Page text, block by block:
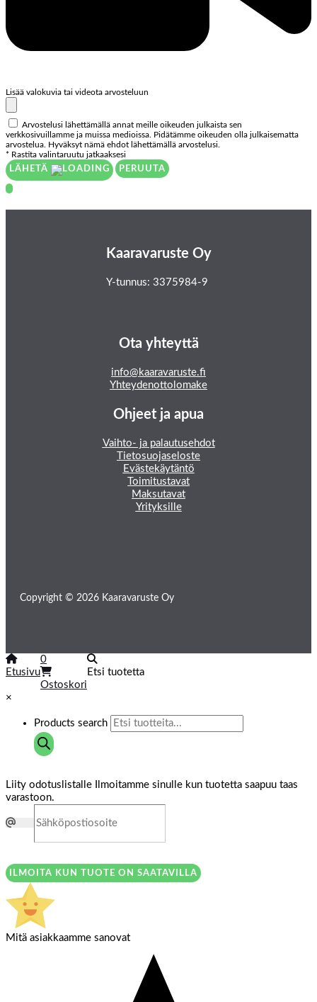
Lisää valokuvia tai videota arvosteluun
Arvostelusi lähettämällä annat meille oikeuden julkaista sen
verkkosivuillamme ja muissa medioissa. Pidätämme oikeuden olla julkaisematta
arvostelua. Hyväksyt nämä ehdot lähettämällä arvostelusi.
* Rastita valintaruutu jatkaaksesi
LÄHETÄ
PERUUTA
Kaaravaruste Oy
Y-tunnus: 3375984-9
Ota yhteyttä
info@kaaravaruste.fi
Yhteydenottolomake
Ohjeet ja apua
Vaihto- ja palautusehdot
Tietosuojaseloste
Evästekäytäntö
Toimitustavat
Maksutavat
Yrityksille
Copyright © 2026 Kaaravaruste Oy
Etusivu
0
Ostoskori
Etsi tuotetta
×
Products search
Liity odotuslistalle
Ilmoitamme sinulle kun tuotetta saapuu taas
varastoon.
ILMOITA KUN TUOTE ON SAATAVILLA
Mitä asiakkaamme sanovat